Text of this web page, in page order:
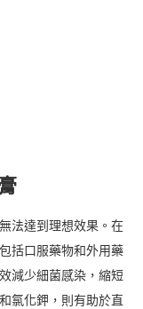
法達到理想效果。在
括口服藥物和外用藥
減少細菌感染，縮短
氯化鉀，則有助於直